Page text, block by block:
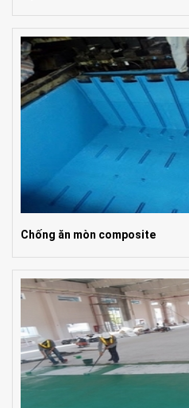
Chống ăn mòn composite